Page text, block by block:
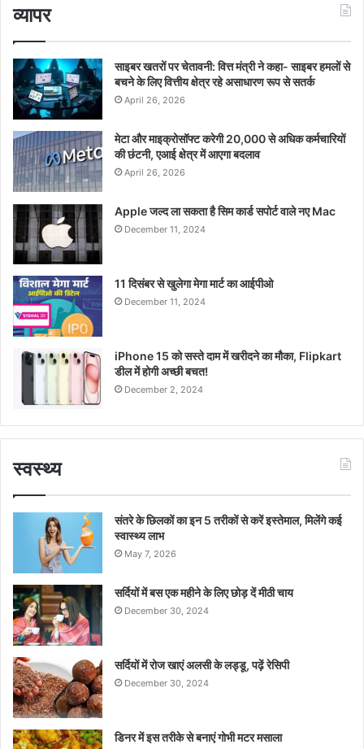
व्यापर
साइबर खतरों पर चेतावनी: वित्त मंत्री ने कहा- साइबर हमलों से
बचने के लिए वित्तीय क्षेत्र रहे असाधारण रूप से सतर्क
April 26, 2026
मेटा और माइक्रोसॉफ्ट करेगी 20,000 से अधिक कर्मचारियों
की छंटनी, एआई क्षेत्र में आएगा बदलाव
April 26, 2026
Apple जल्द ला सकता है सिम कार्ड सपोर्ट वाले नए Mac
December 11, 2024
11 दिसंबर से खुलेगा मेगा मार्ट का आईपीओ
December 11, 2024
iPhone 15 को सस्ते दाम में खरीदने का मौका, Flipkart
डील में होगी अच्छी बचत!
December 2, 2024
स्वस्थ्य
संतरे के छिलकों का इन 5 तरीकों से करें इस्तेमाल, मिलेंगे कई
स्वास्थ्य लाभ
May 7, 2026
सर्दियों में बस एक महीने के लिए छोड़ दें मीठी चाय
December 30, 2024
सर्दियों में रोज खाएं अलसी के लड्डू, पढ़ें रेसिपी
December 30, 2024
डिनर में इस तरीके से बनाएं गोभी मटर मसाला